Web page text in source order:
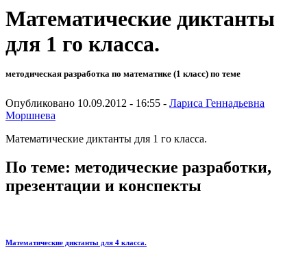
Математические диктанты
для 1 го класса.
методическая разработка по математике (1 класс) по теме
Опубликовано 10.09.2012 - 16:55 - Лариса Геннадьевна
Моршнева
Математические диктанты для 1 го класса.
По теме: методические разработки,
презентации и конспекты
Математические диктанты для 4 класса.